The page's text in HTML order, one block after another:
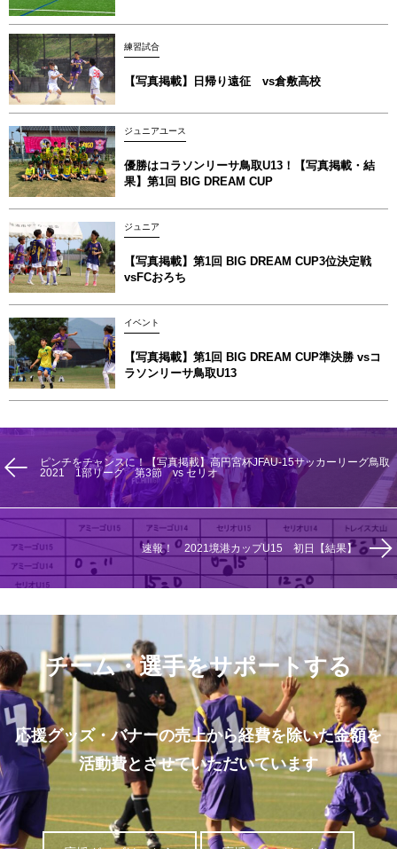
練習試合
【写真掲載】日帰り遠征 vs倉敷高校
ジュニアユース
優勝はコラソンリーサ鳥取U13！【写真掲載‪‪‪︎︎・結
果】第1回 BIG DREAM CUP
ジュニア
【写真掲載】第1回 BIG DREAM CUP3位決定戦
vsFCおろち
イベント
【写真掲載】第1回 BIG DREAM CUP準決勝 vsコ
ラソンリーサ鳥取U13
ピンチをチャンスに！【写真掲載】高円宮杯JFAU-15サッカーリーグ鳥取
2021 1部リーグ 第3節 vs セリオ
速報！ 2021境港カップU15 初日【結果】
チーム・選手をサポートする
応援グッズ・バナーの売上から経費を除いた金額を
活動費とさせていただいています